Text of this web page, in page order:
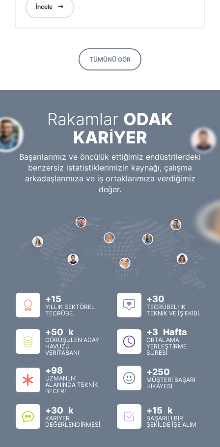
İncele
TÜMÜNÜ GÖR
Rakamlar ODAK
KARİYER
Başarılarımız ve öncülük ettiğimiz endüstrilerdeki
benzersiz istatistiklerimizin kaynağı, çalışma
arkadaşlarımıza ve iş ortaklarımıza verdiğimiz
değer.
+15
YILLIK SEKTÖREL
TECRÜBE.
+30
TECRÜBELİ İK
TEKNİK VE İŞ EKİBİ.
+50 k
GÖRÜŞÜLEN ADAY
HAVUZU
VERİTABANI
+3 Hafta
ORTALAMA
YERLEŞTİRME
SÜRESİ
+98
UZMANLIK
ALANINDA TEKNİK
BECERİ
+250
MÜŞTERİ BAŞARI
HİKAYESİ
+30 k
KARİYER
DEĞERLENDİRMESİ
+15 k
BAŞARILI BİR
ŞEKİLDE İŞE ALIM